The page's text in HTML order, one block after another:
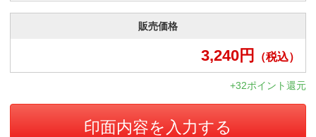
販売価格
3,240円 （税込）
+32ポイント還元
印面内容を入力する